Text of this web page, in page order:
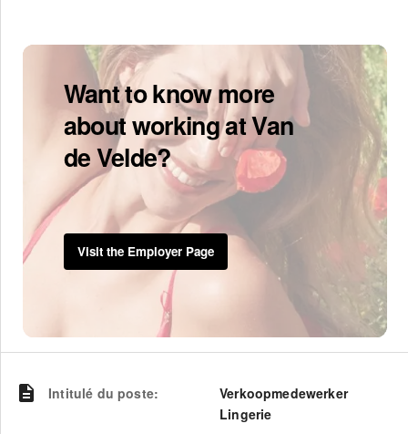
Want to know more
about working at Van
de Velde?
Visit the Employer Page
Intitulé du poste:
Verkoopmedewerker
Lingerie